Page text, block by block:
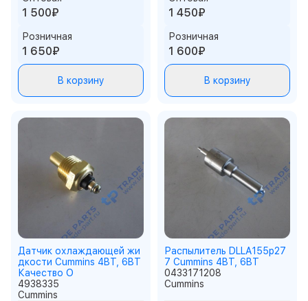
1 500₽
Розничная
1 650₽
В корзину
1 450₽
Розничная
1 600₽
В корзину
Датчик охлаждающей жи
дкости Cummins 4BT, 6BT
Качество О
4938335
Cummins
Распылитель DLLA155p27
7 Cummins 4BT, 6BT
0433171208
Cummins